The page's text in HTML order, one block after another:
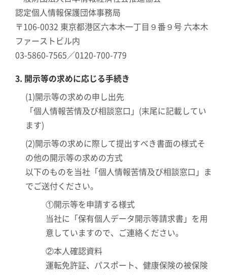
認定個人情報保護団体事務局
〒106-0032 東京都港区六本木一丁目９番９号 六本木
ファーストビル内
03-5860-7565／0120-700-779
3. 開示等の求めに応じる手続き
(1)開示等の求めの申し出先
「個人情報苦情及び相談窓口」(末尾に記載してい
ます)
(2)開示等の求めに際して提出すべき書面の様式そ
の他の開示等の求めの方式
以下のものを当社「個人情報苦情及び相談窓口」ま
でご送付ください。
①開示等を申請する様式
当社に「保有個人データ開示等請求書」を用
意していますので、ご連絡ください。
②本人確認資料
運転免許証、パスポート、健康保険の被保険